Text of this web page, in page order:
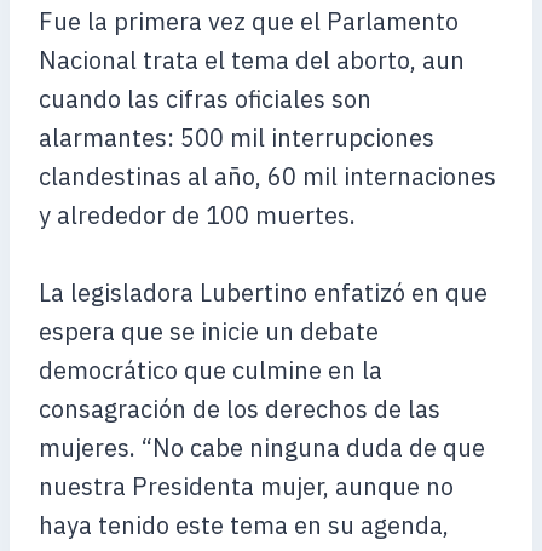
Fue la primera vez que el Parlamento
Nacional trata el tema del aborto, aun
cuando las cifras oficiales son
alarmantes: 500 mil interrupciones
clandestinas al año, 60 mil internaciones
y alrededor de 100 muertes.
La legisladora Lubertino enfatizó en que
espera que se inicie un debate
democrático que culmine en la
consagración de los derechos de las
mujeres. “No cabe ninguna duda de que
nuestra Presidenta mujer, aunque no
haya tenido este tema en su agenda,